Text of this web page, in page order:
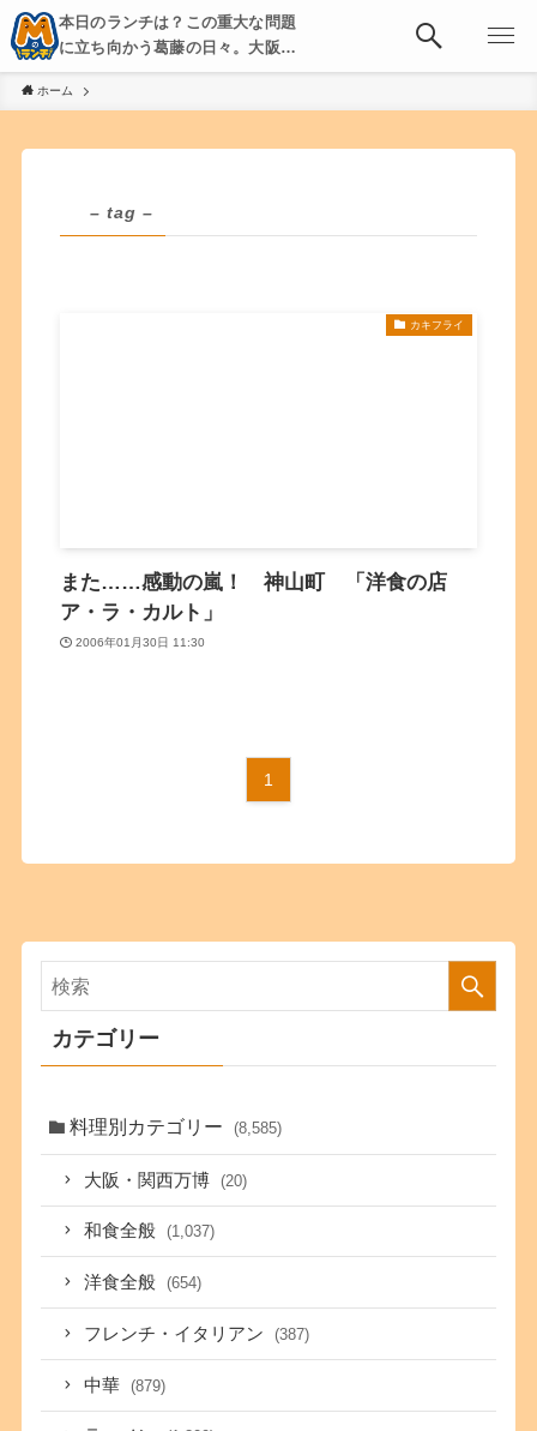
本日のランチは？この重大な問題
に立ち向かう葛藤の日々。大阪・
京都・神戸を中心とした食べ歩
き、飲み歩きを綴る。
ホーム
– tag –
カキフライ
また……感動の嵐！ 神山町 「洋食の店
ア・ラ・カルト」
2006年01月30日 11:30
1
カテゴリー
料理別カテゴリー (8,585)
大阪・関西万博 (20)
和食全般 (1,037)
洋食全般 (654)
フレンチ・イタリアン (387)
中華 (879)